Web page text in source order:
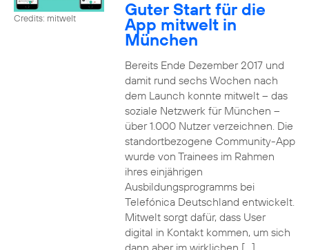
Credits: mitwelt Guter Start für die
App mitwelt in
München
Bereits Ende Dezember 2017 und
damit rund sechs Wochen nach
dem Launch konnte mitwelt – das
soziale Netzwerk für München –
über 1.000 Nutzer verzeichnen. Die
standortbezogene Community-App
wurde von Trainees im Rahmen
ihres einjährigen
Ausbildungsprogramms bei
Telefónica Deutschland entwickelt.
Mitwelt sorgt dafür, dass User
digital in Kontakt kommen, um sich
dann aber im wirklichen […]